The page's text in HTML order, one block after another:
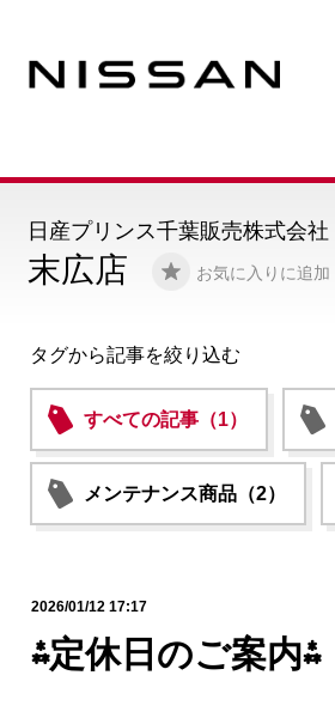
末広店 お気に入りに追加
日産プリンス千葉販売株式会社
タグから記事を絞り込む
すべての記事（1）
メンテナンス商品（2）
2026/01/12 17:17
⁂定休日のご案内⁂